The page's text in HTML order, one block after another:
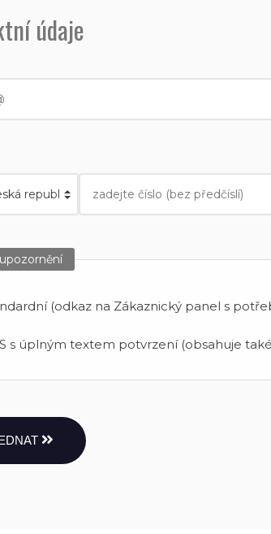
údaje
(odkaz na Zákaznický panel s
s úplným textem potvrzení (obsahuje